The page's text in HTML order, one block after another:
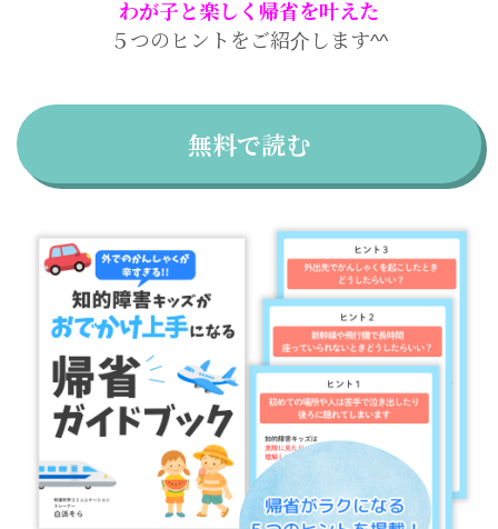
わが子と楽しく帰省を叶えた
５つのヒントをご紹介します^^
無料で読む